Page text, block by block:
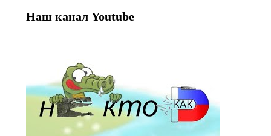
Наш канал Youtube